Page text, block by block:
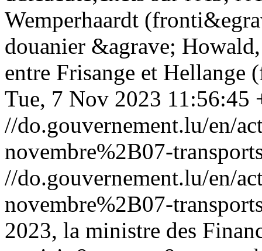
Wemperhaardt
douanier &agrave;
entre Frisange et Hellange
Tue, 7 Nov 2023 11:56:45
//do.gouvernement.lu/en/
novembre%2B07-
//do.gouvernement.lu/en/
novembre%2B07-
2023, la ministre des